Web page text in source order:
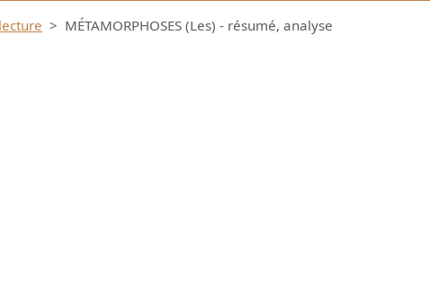
MÉTAMORPHOSES (Les) - résumé, analyse